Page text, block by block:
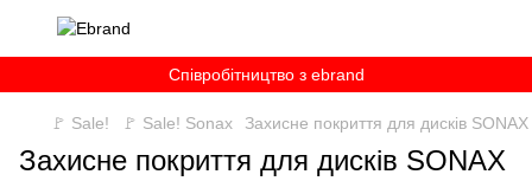
Співробітництво з ebrand
🚩 Sale! 🚩 Sale! Sonax Захисне покриття для дисків
Захисне покриття для дисків SONAX